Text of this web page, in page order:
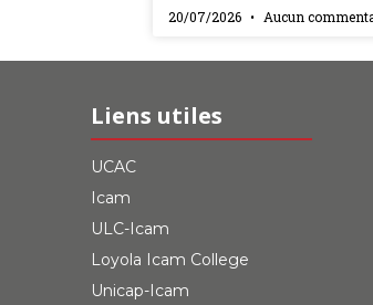
20/07/2026 Aucun
Liens utiles
UCAC
Icam
ULC-Icam
Loyola Icam College
Unicap-Icam